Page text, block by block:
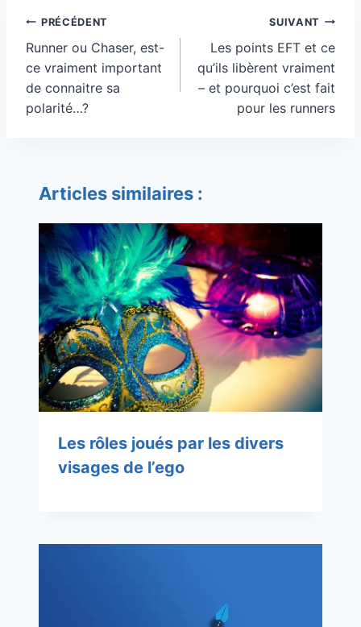
Navigation
de
l’article
PRÉCÉDENT
Runner ou Chaser, est-
ce vraiment important
de connaitre sa
polarité…?
SUIVANT
Les points EFT et ce
qu’ils libèrent vraiment
– et pourquoi c’est fait
pour les runners
Articles similaires :
Les rôles joués par les divers
visages de l’ego